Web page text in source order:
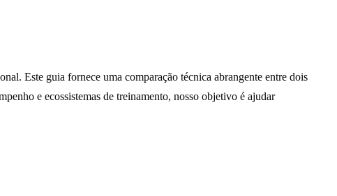
Este guia fornece uma comparação técnica abrangente entre dois
e ecossistemas de treinamento, nosso objetivo é ajudar